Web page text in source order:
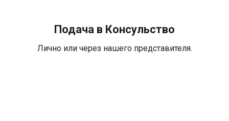
Подача в Консульство
Лично или через нашего представителя.